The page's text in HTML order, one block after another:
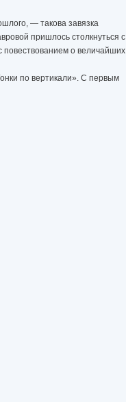
— такова завязка
пришлось столкнуться с
о величайших
по вертикали». С первым